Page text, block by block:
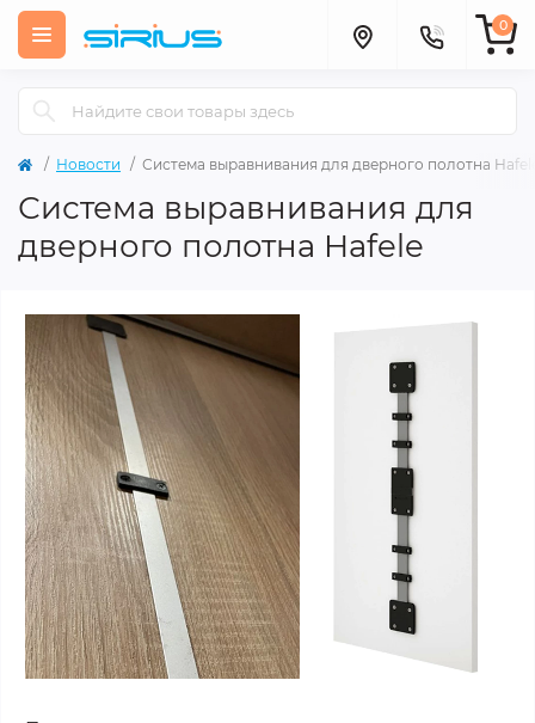
0
Новости Система выравнивания для дверного полотна
Система выравнивания для
дверного полотна Hafele